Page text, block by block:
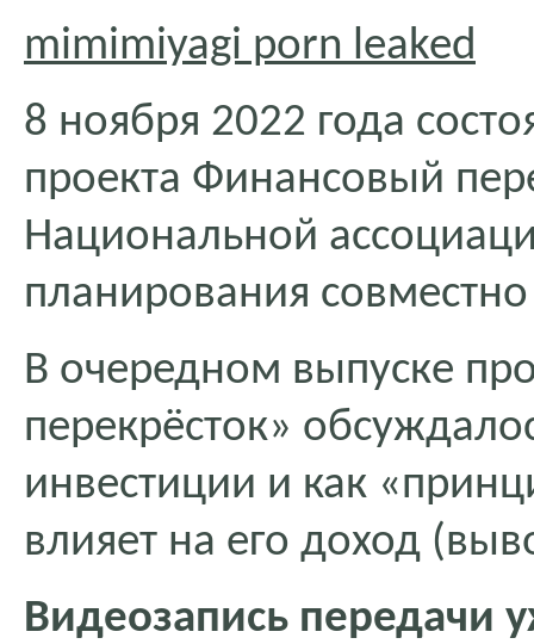
mimimiyagi porn leaked
8 ноября 2022 года
проекта Финансовый
Национальной
планирования
В очередном выпуске
перекрёсток»
инвестиции и как
влияет на его доход
Видеозапись передачи